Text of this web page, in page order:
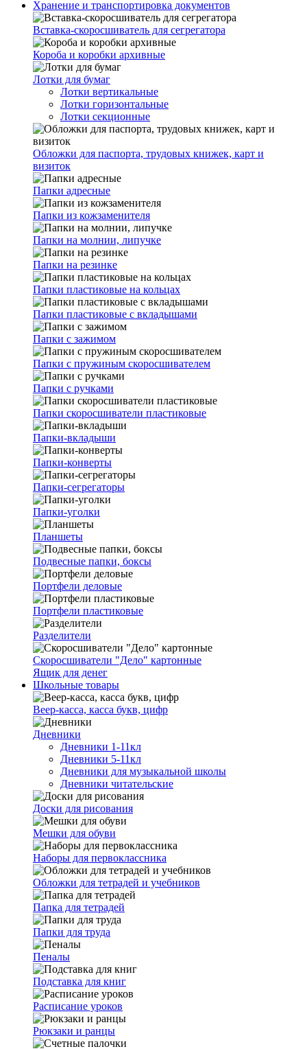
Хранение и транспортировка документов
Вставка-скоросшиватель для сегрегатора
Короба и коробки архивные
Лотки для бумаг
Лотки вертикальные
Лотки горизонтальные
Лотки секционные
Обложки для паспорта, трудовых книжек, карт и
визиток
Папки адресные
Папки из кожзаменителя
Папки на молнии, липучке
Папки на резинке
Папки пластиковые на кольцах
Папки пластиковые с вкладышами
Папки с зажимом
Папки с пружиным скоросшивателем
Папки с ручками
Папки скоросшиватели пластиковые
Папки-вкладыши
Папки-конверты
Папки-сегрегаторы
Папки-уголки
Планшеты
Подвесные папки, боксы
Портфели деловые
Портфели пластиковые
Разделители
Скоросшиватели "Дело" картонные
Ящик для денег
Школьные товары
Веер-касса, касса букв, цифр
Дневники
Дневники 1-11кл
Дневники 5-11кл
Дневники для музыкальной школы
Дневники читательские
Доски для рисования
Мешки для обуви
Наборы для первоклассника
Обложки для тетрадей и учебников
Папка для тетрадей
Папки для труда
Пеналы
Подставка для книг
Расписание уроков
Рюкзаки и ранцы